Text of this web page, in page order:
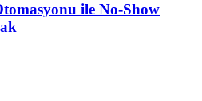
ile No-Show